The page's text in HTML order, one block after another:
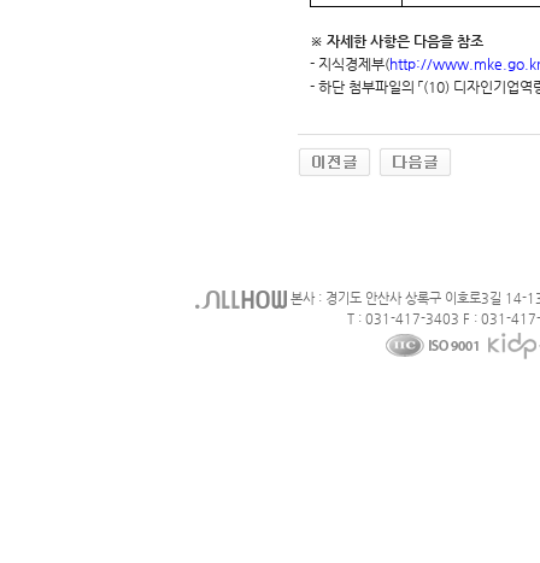
※ 자세한 사항은 다음을 참조
- 지식경제부(http://www.mke.go.kr
- 하단 첨부파일의 「(10) 디자인기업역
본사 : 경기도 안산사 상록구 이호로3길 14-
T : 031-417-3403 F : 031-